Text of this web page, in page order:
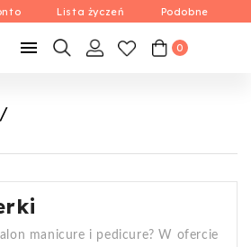
Lista życzeń Podobne
 0
manicure i pedicure? W ofercie